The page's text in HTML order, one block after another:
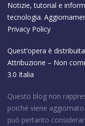
Notizie, tutorial e
tecnologia.
Privacy Policy
Quest’opera è
Attribuzione – Non
3.0 Italia
Questo blog non
poiché viene
può pertanto